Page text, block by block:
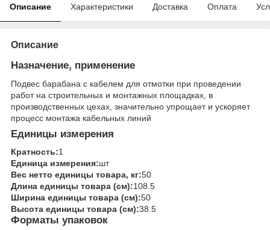
Описание Характеристики Доставка Оплата
Описание
Назначение, применение
Подвес барабана с кабелем для отмотки при проведении
работ на строительных и монтажных площадках, в
производственных цехах, значительно упрощает и ускоряет
процесс монтажа кабельных линий
Единицы измерения
Кратность:1
Единица измерения:шт
Вес нетто единицы товара, кг:50
Длина единицы товара (см):108.5
Ширина единицы товара (см):50
Высота единицы товара (см):38.5
Форматы упаковок